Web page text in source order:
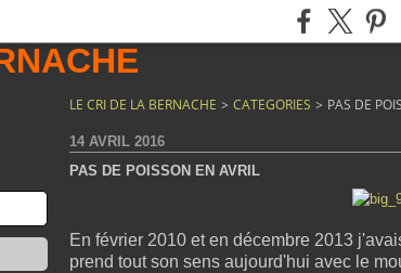
LE CRI DE LA BERNACHE > CATEGORIES > PAS DE
14 AVRIL 2016
PAS DE POISSON EN AVRIL
En février 2010 et en décembre 2013
prend tout son sens aujourd'hui avec le